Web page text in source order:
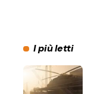
I più letti